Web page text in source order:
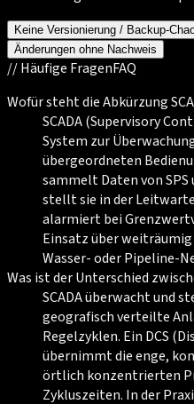
Keine Versionierung / Backup-
Änderungen ohne Nachweis
//Häufige FragenFAQ
Wofür steht die Abkürzung
SCADA (Supervisory
System zur
übergeordneten
sammelt Daten von
stellt sie in der
alarmiert bei
Einsatz über
Wasser- oder Pipeline-
Was ist der Unterschied
SCADA überwacht und
geografisch verteilte
Regelzyklen. Ein DCS
übernimmt die enge,
örtlich konzentrierten
Zykluszeiten. In der